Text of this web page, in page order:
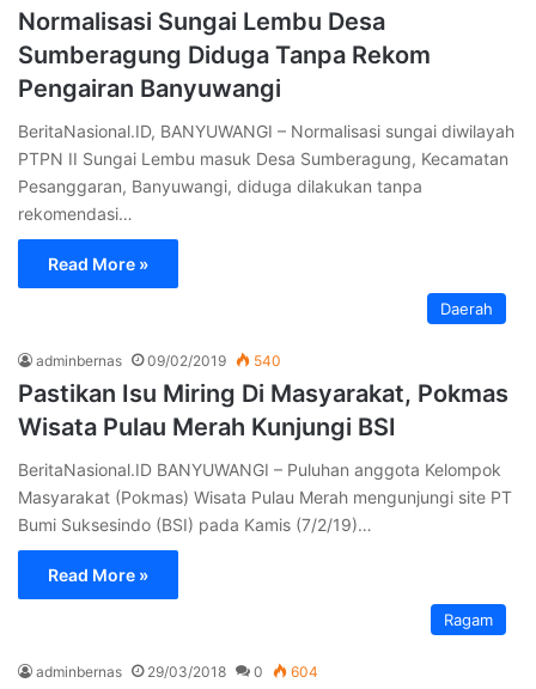
Normalisasi Sungai Lembu Desa
Sumberagung Diduga Tanpa Rekom
Pengairan Banyuwangi
BeritaNasional.ID, BANYUWANGI – Normalisasi sungai diwilayah
PTPN II Sungai Lembu masuk Desa Sumberagung, Kecamatan
Pesanggaran, Banyuwangi, diduga dilakukan tanpa
rekomendasi…
Read More »
Daerah
adminbernas 09/02/2019 540
Pastikan Isu Miring Di Masyarakat, Pokmas
Wisata Pulau Merah Kunjungi BSI
BeritaNasional.ID BANYUWANGI – Puluhan anggota Kelompok
Masyarakat (Pokmas) Wisata Pulau Merah mengunjungi site PT
Bumi Suksesindo (BSI) pada Kamis (7/2/19)…
Read More »
Ragam
adminbernas 29/03/2018 0 604